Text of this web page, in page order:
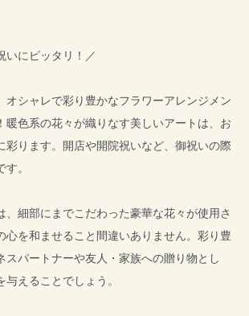
いにピッタリ！／
オシャレで彩り豊かなフラワーアレンジメン
暖色系の花々が織りなす美しいアートは、お
彩ります。開店や開院祝いなど、御祝いの際
。
、細部にまでこだわった豪華な花々が使用さ
心を和ませること間違いありません。彩り豊
スパートナーや友人・家族への贈り物とし
えることでしょう。